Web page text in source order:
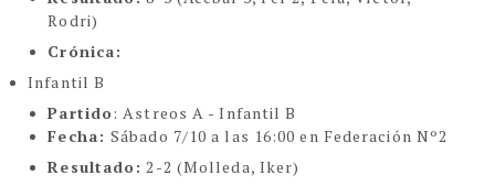
Rodri)
Crónica:
Infantil B
Partido: Astreos A - Infantil B
Fecha:Sábado 7/10 a las 16:00 en Federación Nº2
Resultado: 2-2 (Molleda, Iker)